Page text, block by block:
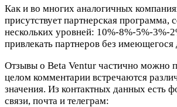
Как и во многих аналогичных
присутствует партнерская программа,
нескольких уровней: 10%-8%-5%-
привлекать партнеров без имеющегося
Отзывы о Beta Ventur частично можно
целом комментарии встречаются
значения. Из контактных данных есть
связи, почта и телеграм: